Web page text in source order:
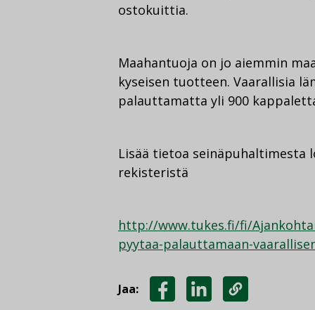
ostokuittia.
Maahantuoja on jo aiemmin
kyseisen tuotteen. Vaarallisia
palauttamatta yli 900
Lisää tietoa seinäpuhaltimesta
rekisteristä
http://www.tukes.fi/fi/
pyytaa-palauttamaan-
Jaa: